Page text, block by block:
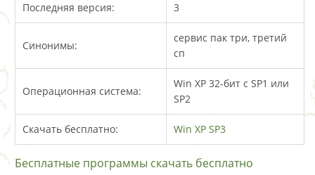
Последняя версия: 3
Синонимы:
сервис пак три, третий
сп
Операционная система:
Win XP 32-бит с SP1 или
SP2
Скачать бесплатно: Win XP SP3
Бесплатные программы скачать бесплатно